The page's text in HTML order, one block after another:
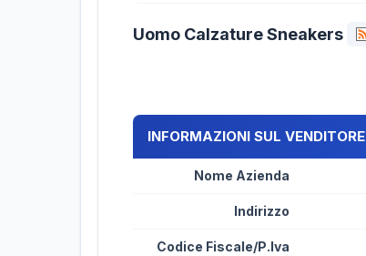
Uomo Calzature Sneakers
INFORMAZIONI SUL VENDITORE
Nome Azienda
Indirizzo
Codice Fiscale/P.Iva